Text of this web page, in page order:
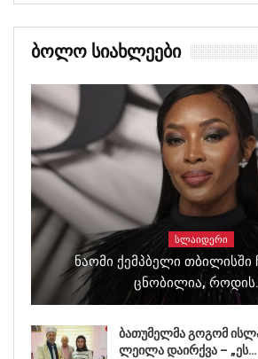
Ბოლო Სიახლეები
ᲡᲚᲐᲘᲓᲔᲠᲘ
Ნაომი Ქემპბელი Თბილისში
Ცნობილია,
ბათუმელმა გოგომ
ლეილა დაირქვა – „ეს…